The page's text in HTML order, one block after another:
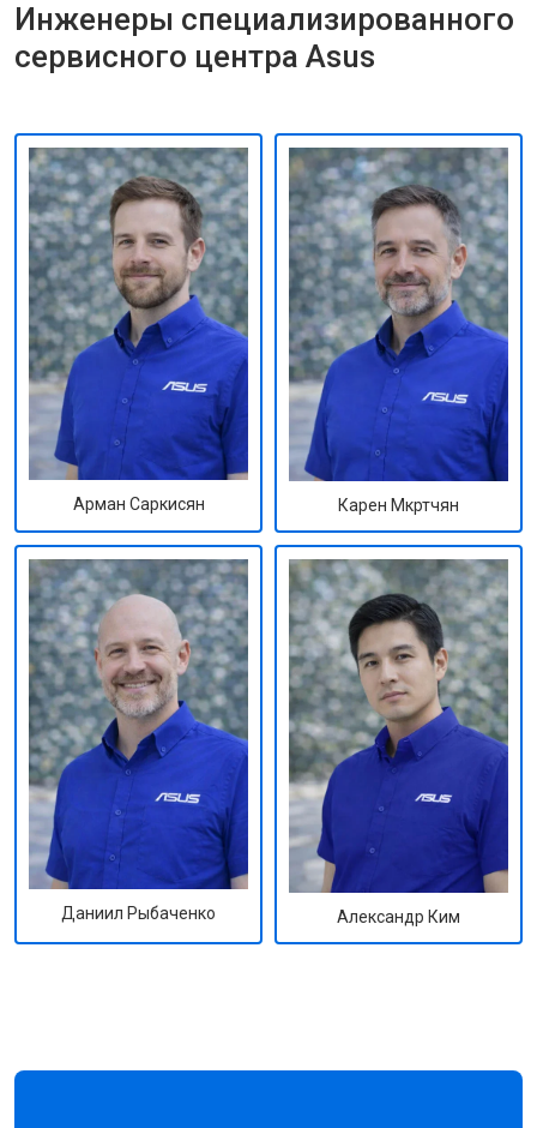
Инженеры специализированного
сервисного центра Asus
Арман Саркисян Карен Мкртчян
Даниил Рыбаченко Александр Ким